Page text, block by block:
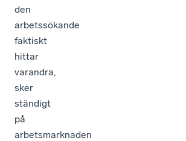
den
arbetssökande
faktiskt
hittar
varandra,
sker
ständigt
på
arbetsmarknaden